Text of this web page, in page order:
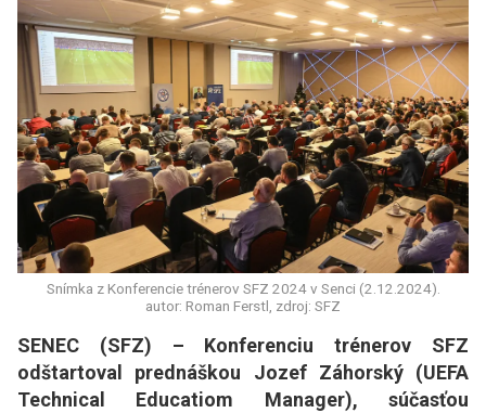
Snímka z Konferencie trénerov SFZ 2024 v Senci (2.12.2024).
autor: Roman Ferstl, zdroj: SFZ
SENEC (SFZ) – Konferenciu trénerov SFZ
odštartoval prednáškou Jozef Záhorský (UEFA
Technical Educatiom Manager), súčasťou